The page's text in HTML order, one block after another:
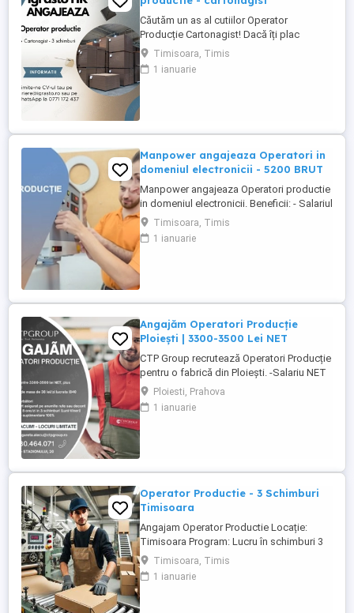
Căutăm un as al cutiilor Operator
Producție Cartonagist! Dacă îți plac
lucrurile bine făcute, ai ochi de vultur
pentru detalii și îți place să vezi cum dintr-
o bucată de carton iese ceva util și fain
Timisoara, Timis
1 ianuarie
Manpower angajeaza Operatori in
domeniul electronicii - 5200 BRUT
Manpower angajeaza Operatori productie
in domeniul electronicii. Beneficii: - Salariul
- 5200 (in functie de experienta in
domeniul electronicii); - Tichete de masa
de 35 de lei zi lucratoare; - Mediu de lucru
Timisoara, Timis
1 ianuarie
Angajăm Operatori Producție
Ploiești | 3300-3500 Lei NET
CTP Group recrutează Operatori Producție
pentru o fabrică din Ploiești. -Salariu NET
intre 3300 3500 lei -Tichete de masă: 840
lei luna (38 lei zi) -Transport asigurat sau
decont transport -Ore suplimentare plătite
Ploiesti, Prahova
1 ianuarie
Operator Productie - 3 Schimburi
Timisoara
Angajam Operator Productie Locație:
Timisoara Program: Lucru în schimburi 3
schimburi Compania noastră caută
Operatori Producție Cartonagist, care să
se alăture echipei noastre. Rolul implică
Timisoara, Timis
1 ianuarie